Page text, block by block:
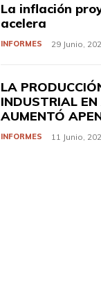
La inflación
acelera
INFORMES 29 Junio,
LA
INDUSTRIAL
AUMENTÓ
INFORMES 11 Junio,